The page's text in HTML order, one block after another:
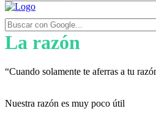
La razón
“Cuando solamente te aferras a tu
Nuestra razón es muy poco útil